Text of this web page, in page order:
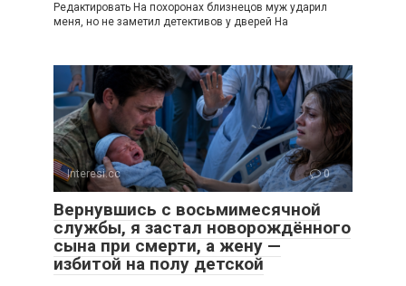
Редактировать На похоронах близнецов муж ударил
меня, но не заметил детективов у дверей На
Interesi.cc 0
Вернувшись с восьмимесячной
службы, я застал новорождённого
сына при смерти, а жену —
избитой на полу детской